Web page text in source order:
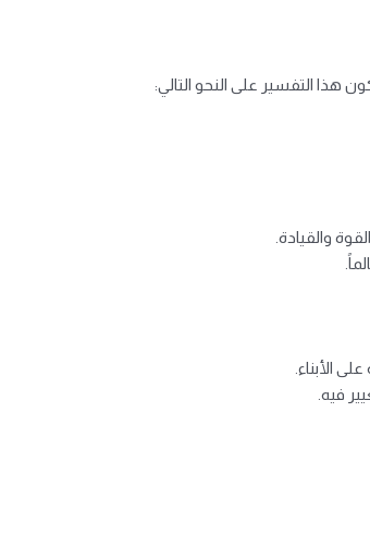
هذا التفسير على النحو التالي:
والقيادة.
الأبناء.
فيه.